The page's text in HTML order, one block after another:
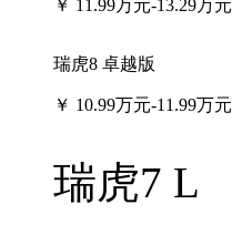
￥ 11.99万元-13.29万元
瑞虎8 卓越版
￥ 10.99万元-11.99万元
瑞虎7 L